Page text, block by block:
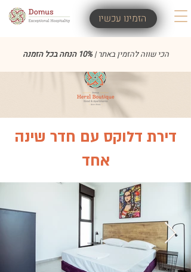
הזמינו עכשיו
הכי שווה להזמין באתר |10% הנחה בכל הזמנה
​דירת דלוקס עם חדר שינה
אחד